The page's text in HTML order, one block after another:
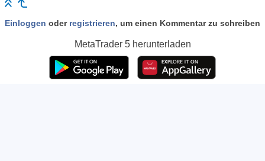
Einloggen oder registrieren, um einen Kommentar zu schreiben
MetaTrader 5herunterladen